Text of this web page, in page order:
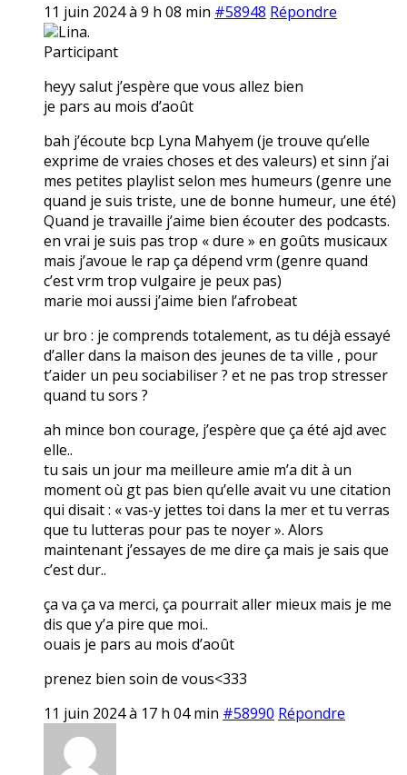
11 juin 2024 à 9 h 08 min #58948 Répondre
Lina.
Participant
heyy salut j’espère que vous allez bien
je pars au mois d’août
bah j’écoute bcp Lyna Mahyem (je trouve qu’elle
exprime de vraies choses et des valeurs) et sinn j’ai
mes petites playlist selon mes humeurs (genre une
quand je suis triste, une de bonne humeur, une été)
Quand je travaille j’aime bien écouter des podcasts.
en vrai je suis pas trop « dure » en goûts musicaux
mais j’avoue le rap ça dépend vrm (genre quand
c’est vrm trop vulgaire je peux pas)
marie moi aussi j’aime bien l’afrobeat
ur bro : je comprends totalement, as tu déjà essayé
d’aller dans la maison des jeunes de ta ville , pour
t’aider un peu sociabiliser ? et ne pas trop stresser
quand tu sors ?
ah mince bon courage, j’espère que ça été ajd avec
elle..
tu sais un jour ma meilleure amie m’a dit à un
moment où gt pas bien qu’elle avait vu une citation
qui disait : « vas-y jettes toi dans la mer et tu verras
que tu lutteras pour pas te noyer ». Alors
maintenant j’essayes de me dire ça mais je sais que
c’est dur..
ça va ça va merci, ça pourrait aller mieux mais je me
dis que y’a pire que moi..
ouais je pars au mois d’août
prenez bien soin de vous<333
11 juin 2024 à 17 h 04 min #58990 Répondre